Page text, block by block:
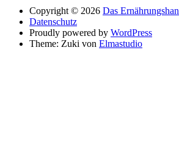
Copyright © 2026 Das
Datenschutz
Proudly powered by WordPress
Theme: Zuki von Elmastudio